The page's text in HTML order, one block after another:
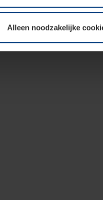
kunt u op elk moment bij
Alleen noodzakelijke